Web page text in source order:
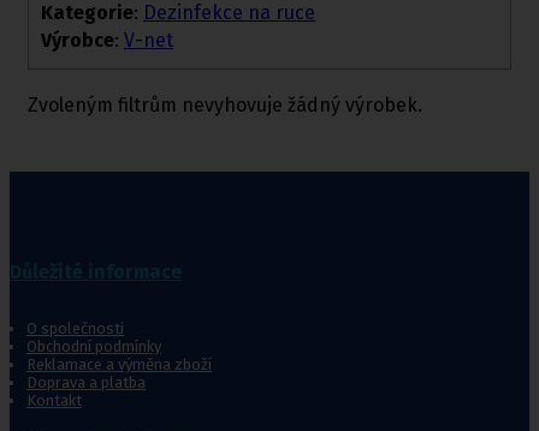
Kategorie: Dezinfekce na ruce
Výrobce: V-net
Zvoleným filtrům nevyhovuje žádný výrobek.
O společnosti
Obchodní podmínky
Reklamace a výměna zboží
Doprava a platba
Kontakt